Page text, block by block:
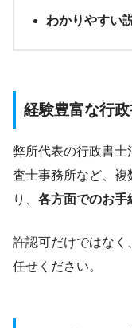
わかりやすい
経験豊富な行
弊所代表の行政書士
査士事務所など、複
り、 各方面でのお手
許認可だけではなく
任せください。